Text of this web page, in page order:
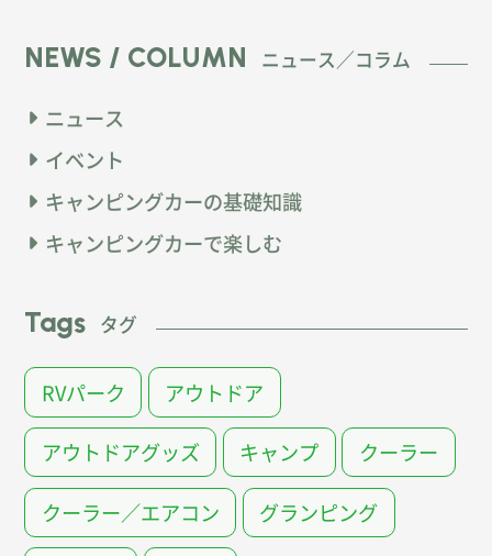
NEWS / COLUMN ニュース／コラム
ニュース
イベント
キャンピングカーの基礎知識
キャンピングカーで楽しむ
Tags タグ
RVパーク アウトドア
アウトドアグッズ キャンプ クーラー
クーラー／エアコン グランピング